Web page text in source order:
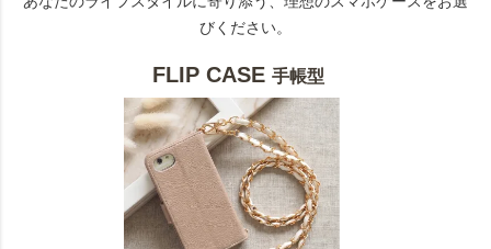
びください。
FLIP CASE手帳型